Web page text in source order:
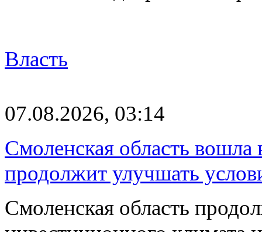
Власть
07.08.2026, 03:14
Смоленская область
продолжит улучшать
Смоленская область